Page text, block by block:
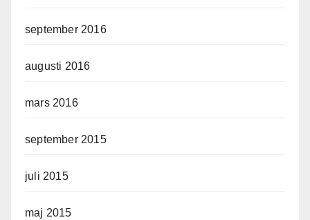
september 2016
augusti 2016
mars 2016
september 2015
juli 2015
maj 2015